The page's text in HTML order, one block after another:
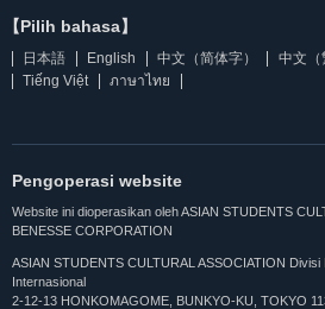
【Pilih bahasa】
日本語 English 中文（简体字） 中文（
Tiếng Việt
ภาษาไทย
Pengoperasi website
Website ini dioperasikan oleh ASIAN STUDENTS
BENESSE CORPORATION
ASIAN STUDENTS CULTURAL ASSOCIATION
Internasional
2-12-13 HONKOMAGOME, BUNKYO-KU, TOKYO